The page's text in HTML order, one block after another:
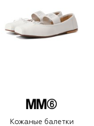
Кожаные балетки